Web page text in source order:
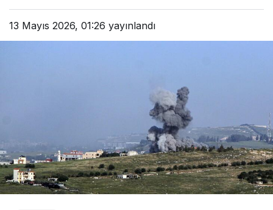
13 Mayıs 2026, 01:26 yayınlandı